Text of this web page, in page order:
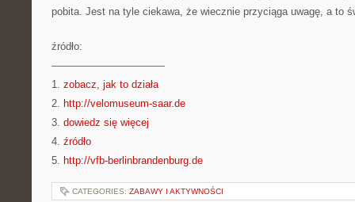
pobita. Jest na tyle ciekawa, że wiecznie przyciąga uwagę, a to
źródło:
———————————
1. zobacz, jak to działa
2. http://velomuseum-saar.de
3. dowiedz się więcej
4. źródło
5. http://vfb-berlinbrandenburg.de
CATEGORIES: ZABAWY I AKTYWNOŚCI